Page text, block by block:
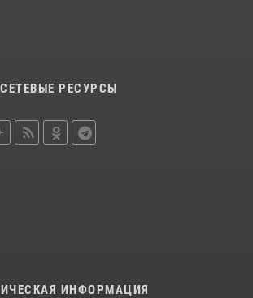
РЕСУРСЫ
ИНФОРМАЦИЯ